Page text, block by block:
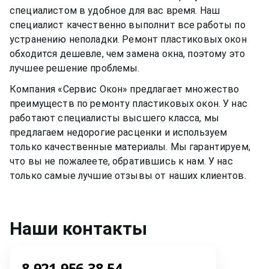
специалистом в удобное для вас время. Наш
специалист качественно выполнит все работы по
устранению неполадки. Ремонт пластиковых окон
обходится дешевле, чем замена окна, поэтому это
лучшее решение проблемы.
Компания «Сервис Окон» предлагает множество
преимуществ по ремонту пластиковых окон. У нас
работают специалисты высшего класса, мы
предлагаем недорогие расценки и используем
только качественные материалы. Мы гарантируем,
что вы не пожалеете, обратившись к нам. У нас
только самые лучшие отзывы от наших клиентов.
Наши контакты